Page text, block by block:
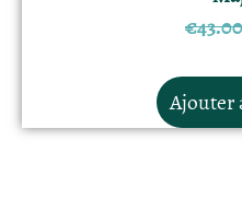
€43.00
Ajouter